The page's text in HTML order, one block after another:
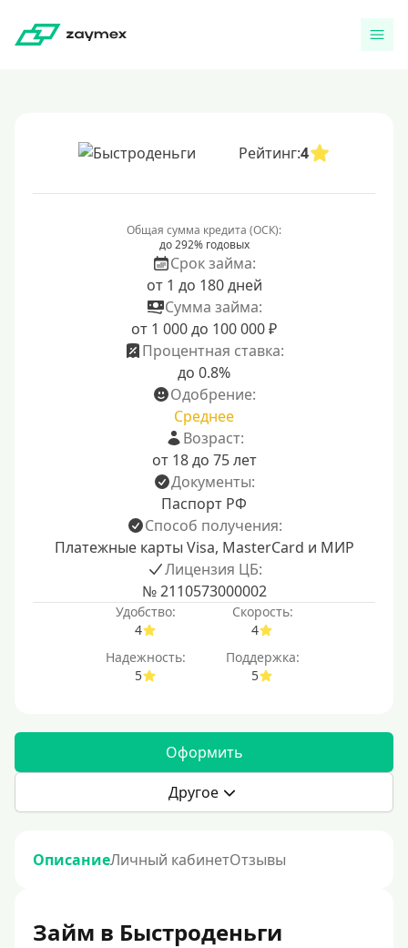
Рейтинг:4
Общая сумма кредита (ОСК):
до 292% годовых
Срок займа:
от 1 до 180 дней
Сумма займа:
от 1 000 до 100 000 ₽
Процентная ставка:
до 0.8%
Одобрение:
Среднее
Возраст:
от 18 до 75 лет
Документы:
Паспорт РФ
Способ получения:
Платежные карты Visa, MasterCard и МИР
Лицензия ЦБ:
№ 2110573000002
Удобство:
4
Скорость:
4
Надежность:
5
Поддержка:
5
Оформить
Другое
ОписаниеЛичный кабинетОтзывы
Займ в Быстроденьги